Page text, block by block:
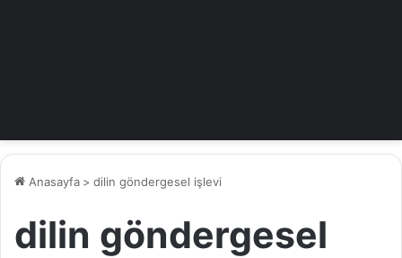
Anasayfa > dilin göndergesel işlevi
dilin göndergesel